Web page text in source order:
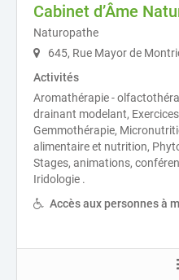
Cabinet d’Âme
Naturopathe
645, Rue Mayor de
Activités
Aromathérapie -
drainant modelant,
Gemmothérapie,
alimentaire et nutrition,
Stages, animations,
Iridologie .
Accès aux personnes à